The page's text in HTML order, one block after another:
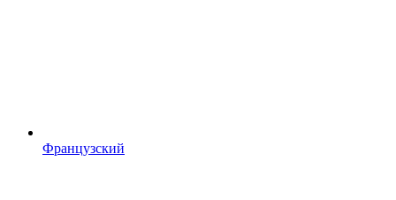
Французский